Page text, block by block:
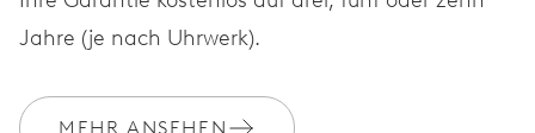
Jahre (je nach Uhrwerk).
MEHR ANSEHEN